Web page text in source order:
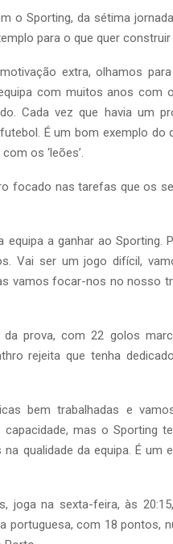
o Sporting, da sétima
para o que quer construir
extra, olhamos
com muitos anos com
Cada vez que havia um
É um bom exemplo do
os ‘leões’.
focado nas tarefas que os
a ganhar ao Sporting.
Vai ser um jogo difícil,
vamos focar-nos no nosso
prova, com 22 golos
rejeita que tenha
bem trabalhadas e
mas o Sporting
qualidade da equipa. É um
joga na sexta-feira, às
portuguesa, com 18 pontos,